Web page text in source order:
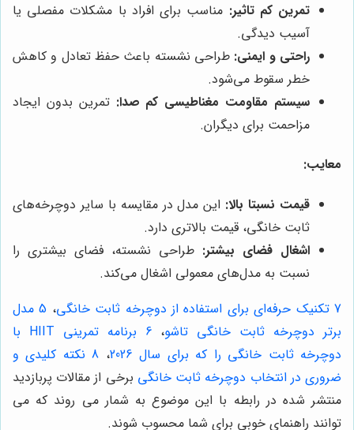
تمرین کم تاثیر: مناسب برای افراد با مشکلات مفصلی یا
آسیب دیدگی.
راحتی و ایمنی: طراحی نشسته باعث حفظ تعادل و کاهش
خطر سقوط می‌شود.
سیستم مقاومت مغناطیسی کم صدا: تمرین بدون ایجاد
مزاحمت برای دیگران.
معایب:
قیمت نسبتا بالا: این مدل در مقایسه با سایر دوچرخه‌های
ثابت خانگی، قیمت بالاتری دارد.
اشغال فضای بیشتر: طراحی نشسته، فضای بیشتری را
نسبت به مدل‌های معمولی اشغال می‌کند.
7 تکنیک حرفه‌ای برای استفاده از دوچرخه ثابت خانگی
،
5 مدل
برتر دوچرخه ثابت خانگی تاشو،
6 برنامه تمرینی HIIT با
دوچرخه ثابت خانگی را که برای سال 2026
،
8 نکته کلیدی و
ضروری در انتخاب دوچرخه ثابت خانگی برخی از مقالات پربازدید
منتشر شده در رابطه با این موضوع به شمار می روند که می
توانند راهنمای خوبی برای شما محسوب شوند.